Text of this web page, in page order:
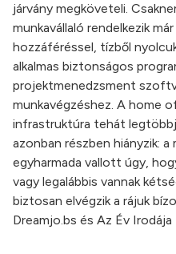
járvány megköveteli.
munkavállaló rendelkezik
hozzáféréssel, tízből
alkalmas biztonságos
projektmenedzsment
munkavégzéshez. A home
infrastruktúra tehát
azonban részben hiányzik:
egyharmada vallott úgy,
vagy legalábbis vannak
biztosan elvégzik a rájuk
Dreamjo.bs és Az Év